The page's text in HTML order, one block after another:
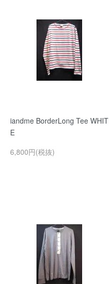
iandme BorderLong Tee WHIT
E
6,800円(税抜)